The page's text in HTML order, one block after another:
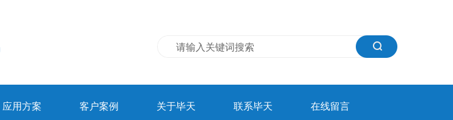
应用方案 客户案例 关于毕天 联系毕天 在线留言